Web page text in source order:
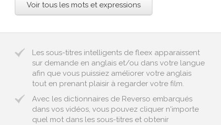
Voir tous les mots et expressions
Les sous-titres intelligents de fleex apparaissent
sur demande en anglais et/ou dans votre langue
afin que vous puissiez améliorer votre anglais
tout en prenant plaisir à regarder votre film.
Avec les dictionnaires de Reverso embarqués
dans vos vidéos, vous pouvez cliquer n'importe
quel mot dans les sous-titres et obtenir